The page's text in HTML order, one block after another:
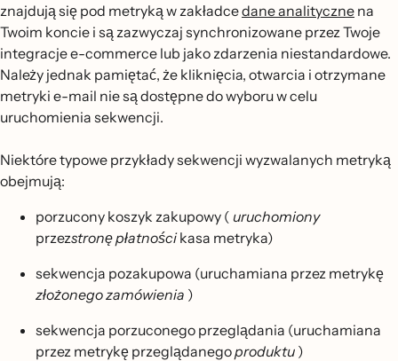
znajdują się pod metryką w zakładcedane analityczne na
Twoim koncie i są zazwyczaj synchronizowane przez Twoje
integracje e-commerce lub jako zdarzenia niestandardowe.
Należy jednak pamiętać, że kliknięcia, otwarcia i otrzymane
metryki e-mail nie są dostępne do wyboru w celu
uruchomienia sekwencji.
Niektóre typowe przykłady sekwencji wyzwalanych metryką
obejmują:
porzucony koszyk zakupowy ( uruchomiony
przezstronę płatnościkasa metryka)
sekwencja pozakupowa (uruchamiana przez metrykę
złożonego zamówienia )
sekwencja porzuconego przeglądania (uruchamiana
przez metrykę przeglądanegoproduktu )